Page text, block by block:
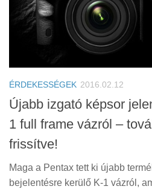
ÉRDEKESSÉGEK 2016.02.12
Újabb izgató képsor
1 full frame vázról –
frissítve!
Maga a Pentax tett ki újabb
bejelentésre kerülő K-1 vázról,